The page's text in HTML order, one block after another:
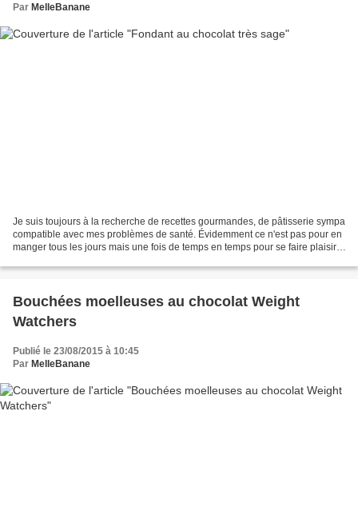
Par MelleBanane
Je suis toujours à la recherche de recettes gourmandes, de pâtisserie sympa
compatible avec mes problèmes de santé. Évidemment ce n'est pas pour en
manger tous les jours mais une fois de temps en temps pour se faire plaisir.
Bouchées moelleuses au chocolat Weight
Watchers
Publié le 23/08/2015 à 10:45
Par MelleBanane